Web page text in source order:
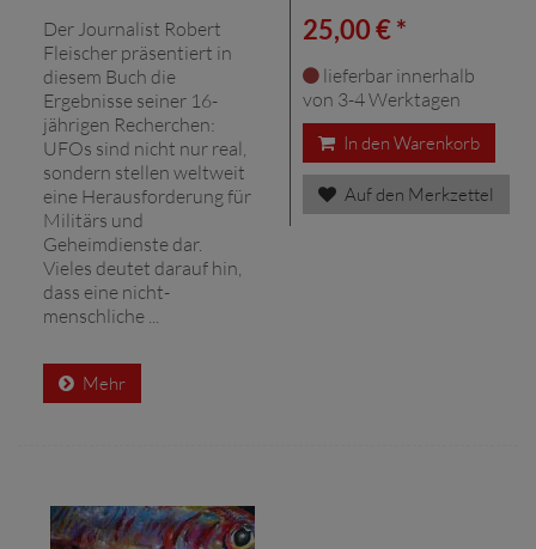
Der Journalist Robert
Fleischer präsentiert in
diesem Buch die
Ergebnisse seiner 16-
jährigen Recherchen:
UFOs sind nicht nur real,
sondern stellen weltweit
eine Herausforderung für
Militärs und
Geheimdienste dar.
Vieles deutet darauf hin,
dass eine nicht-
menschliche ...
Mehr
25,00 € *
lieferbar innerhalb
von 3-4 Werktagen
In den Warenkorb
Auf den Merkzettel